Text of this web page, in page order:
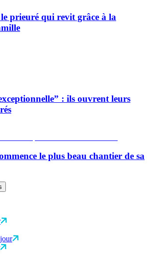
prieuré qui revit grâce à la
: ils ouvrent leurs
le plus beau chantier de sa